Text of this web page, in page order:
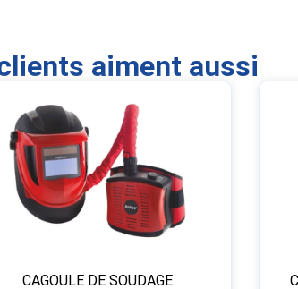
aiment aussi
CAGOULE DE SOUDAGE